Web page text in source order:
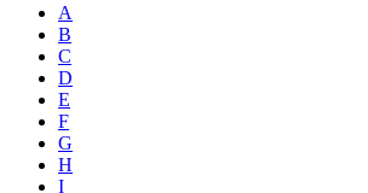
A
B
C
D
E
F
G
H
I